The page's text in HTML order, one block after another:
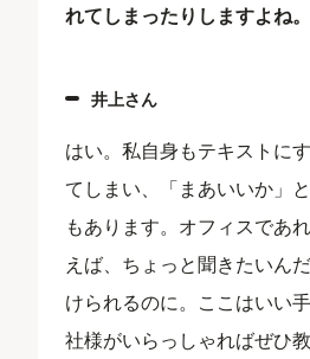
れてしまったりしますよね。
井上さん
はい。私自身もテキストに
てしまい、「まあいいか」
もあります。オフィスであ
えば、ちょっと聞きたいん
けられるのに。ここはいい
社様がいらっしゃればぜひ